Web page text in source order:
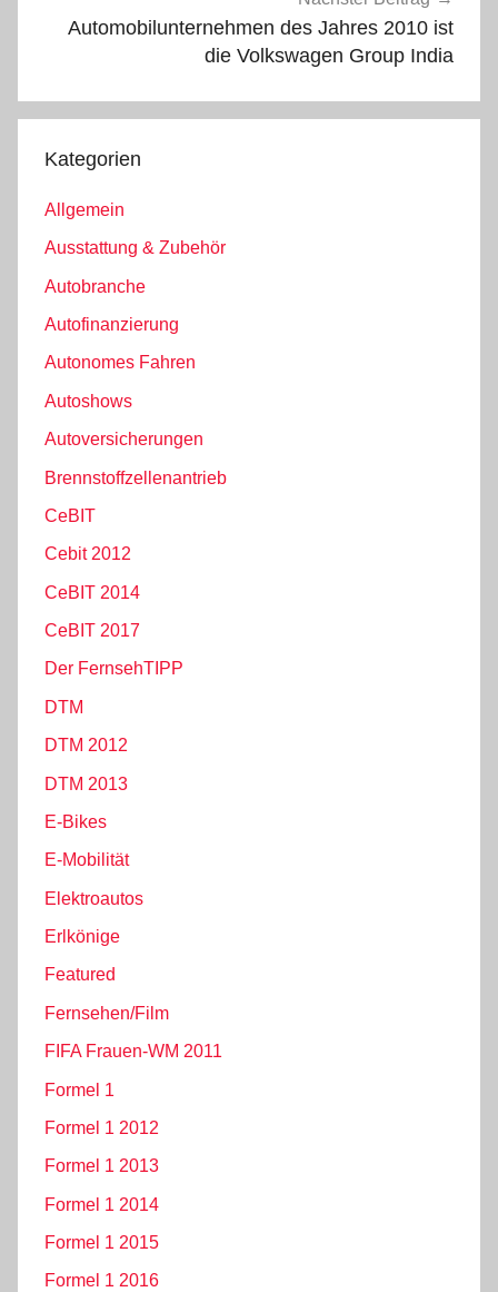
Automobilunternehmen des Jahres 2010 ist
die Volkswagen Group India
Kategorien
Allgemein
Ausstattung & Zubehör
Autobranche
Autofinanzierung
Autonomes Fahren
Autoshows
Autoversicherungen
Brennstoffzellenantrieb
CeBIT
Cebit 2012
CeBIT 2014
CeBIT 2017
Der FernsehTIPP
DTM
DTM 2012
DTM 2013
E-Bikes
E-Mobilität
Elektroautos
Erlkönige
Featured
Fernsehen/Film
FIFA Frauen-WM 2011
Formel 1
Formel 1 2012
Formel 1 2013
Formel 1 2014
Formel 1 2015
Formel 1 2016